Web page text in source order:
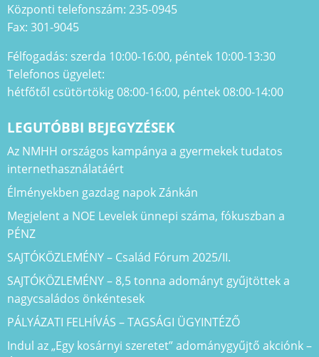
Központi telefonszám: 235-0945
Fax: 301-9045
Félfogadás: szerda 10:00-16:00, péntek 10:00-13:30
Telefonos ügyelet:
hétfőtől csütörtökig 08:00-16:00, péntek 08:00-14:00
LEGUTÓBBI BEJEGYZÉSEK
Az NMHH országos kampánya a gyermekek tudatos
internethasználatáért
Élményekben gazdag napok Zánkán
Megjelent a NOE Levelek ünnepi száma, fókuszban a
PÉNZ
SAJTÓKÖZLEMÉNY – Család Fórum 2025/II.
SAJTÓKÖZLEMÉNY – 8,5 tonna adományt gyűjtöttek a
nagycsaládos önkéntesek
PÁLYÁZATI FELHÍVÁS – TAGSÁGI ÜGYINTÉZŐ
Indul az „Egy kosárnyi szeretet” adománygyűjtő akciónk –